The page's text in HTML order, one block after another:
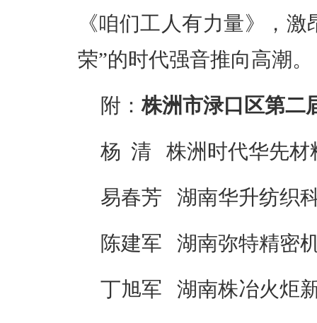
《咱们工人有力量》，
荣”的时代强音推向高潮。
附：株洲市渌口区第二
杨 清 株洲时代华先材
易春芳 湖南华升纺织
陈建军 湖南弥特精密
丁旭军 湖南株冶火炬